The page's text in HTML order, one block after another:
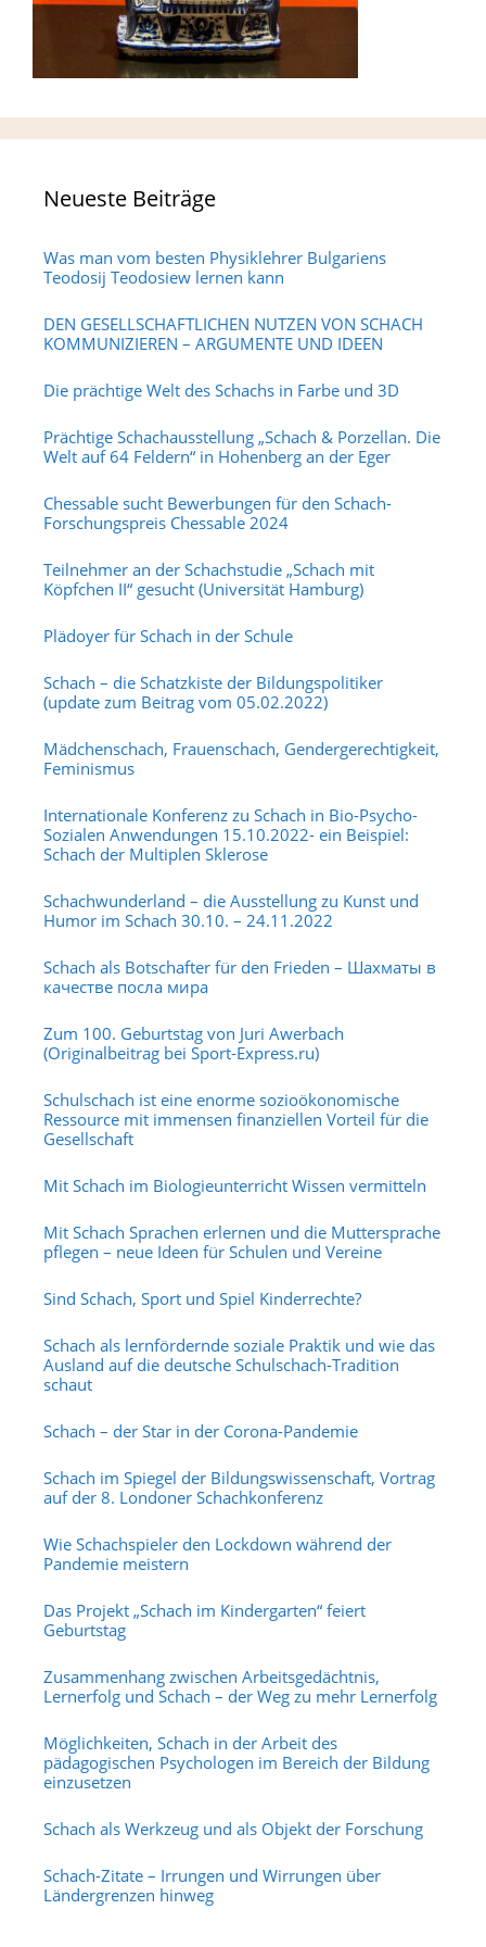
Neueste Beiträge
Was man vom besten Physiklehrer Bulgariens
Teodosij Teodosiew lernen kann
DEN GESELLSCHAFTLICHEN NUTZEN VON SCHACH
KOMMUNIZIEREN – ARGUMENTE UND IDEEN
Die prächtige Welt des Schachs in Farbe und 3D
Prächtige Schachausstellung „Schach & Porzellan. Die
Welt auf 64 Feldern“ in Hohenberg an der Eger
Chessable sucht Bewerbungen für den Schach-
Forschungspreis Chessable 2024
Teilnehmer an der Schachstudie „Schach mit
Köpfchen II“ gesucht (Universität Hamburg)
Plädoyer für Schach in der Schule
Schach – die Schatzkiste der Bildungspolitiker
(update zum Beitrag vom 05.02.2022)
Mädchenschach, Frauenschach, Gendergerechtigkeit,
Feminismus
Internationale Konferenz zu Schach in Bio-Psycho-
Sozialen Anwendungen 15.10.2022- ein Beispiel:
Schach der Multiplen Sklerose
Schachwunderland – die Ausstellung zu Kunst und
Humor im Schach 30.10. – 24.11.2022
Schach als Botschafter für den Frieden – Шахматы в
качестве посла мира
Zum 100. Geburtstag von Juri Awerbach
(Originalbeitrag bei Sport-Express.ru)
Schulschach ist eine enorme sozioökonomische
Ressource mit immensen finanziellen Vorteil für die
Gesellschaft
Mit Schach im Biologieunterricht Wissen vermitteln
Mit Schach Sprachen erlernen und die Muttersprache
pflegen – neue Ideen für Schulen und Vereine
Sind Schach, Sport und Spiel Kinderrechte?
Schach als lernfördernde soziale Praktik und wie das
Ausland auf die deutsche Schulschach-Tradition
schaut
Schach – der Star in der Corona-Pandemie
Schach im Spiegel der Bildungswissenschaft, Vortrag
auf der 8. Londoner Schachkonferenz
Wie Schachspieler den Lockdown während der
Pandemie meistern
Das Projekt „Schach im Kindergarten“ feiert
Geburtstag
Zusammenhang zwischen Arbeitsgedächtnis,
Lernerfolg und Schach – der Weg zu mehr Lernerfolg
Möglichkeiten, Schach in der Arbeit des
pädagogischen Psychologen im Bereich der Bildung
einzusetzen
Schach als Werkzeug und als Objekt der Forschung
Schach-Zitate – Irrungen und Wirrungen über
Ländergrenzen hinweg